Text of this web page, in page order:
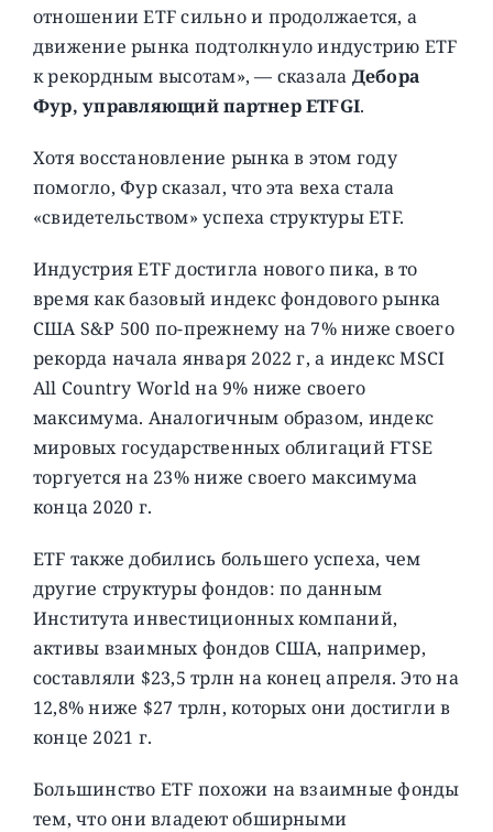
отношении ETF сильно и продолжается, а
движение рынка подтолкнуло индустрию ETF
к рекордным высотам», — сказала Дебора
Фур, управляющий партнер ETFGI.
Хотя восстановление рынка в этом году
помогло, Фур сказал, что эта веха стала
«свидетельством» успеха структуры ETF.
Индустрия ETF достигла нового пика, в то
время как базовый индекс фондового рынка
США S&P 500 по-прежнему на 7% ниже своего
рекорда начала января 2022 г, а индекс MSCI
All Country World на 9% ниже своего
максимума. Аналогичным образом, индекс
мировых государственных облигаций FTSE
торгуется на 23% ниже своего максимума
конца 2020 г.
ETF также добились большего успеха, чем
другие структуры фондов: по данным
Института инвестиционных компаний,
активы взаимных фондов США, например,
составляли $23,5 трлн на конец апреля. Это на
12,8% ниже $27 трлн, которых они достигли в
конце 2021 г.
Большинство ETF похожи на взаимные фонды
тем, что они владеют обширными